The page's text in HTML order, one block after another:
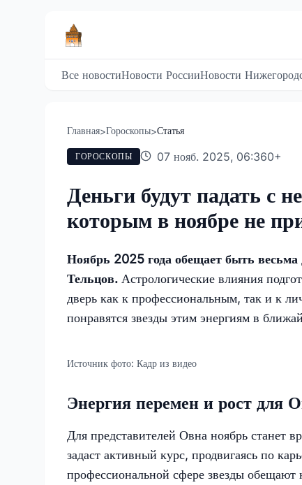
Все новостиНовости РоссииНовости
Главная>Гороскопы>Статья
ГОРОСКОПЫ 07 нояб. 2025, 06:360+
Деньги будут падать с
которым в ноябре не
Ноябрь 2025 года обещает быть
Тельцов. Астрологические влияния
дверь как к профессиональным, так и к
понравятся звезды этим энергиям в
Источник фото: Кадр из видео
Энергия перемен и рост для
Для представителей Овна ноябрь станет
задаст активный курс, продвигаясь по
профессиональной сфере звезды